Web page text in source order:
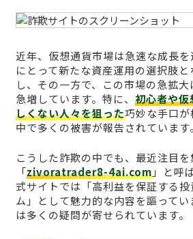
近年、仮想通貨市場は急速な成長
にとって新たな資産運用の選択肢
し、その一方で、この市場の急拡
急増しています。特に、 初心者や
しくない人々を狙った巧妙な手口
中で多くの被害が報告されています。
こうした詐欺の中でも、最近注目
「zivoratrader8-4ai.com」と呼
式サイトでは「高利益を保証する
ム」として魅力的な内容を謳って
は多くの疑問が寄せられています。